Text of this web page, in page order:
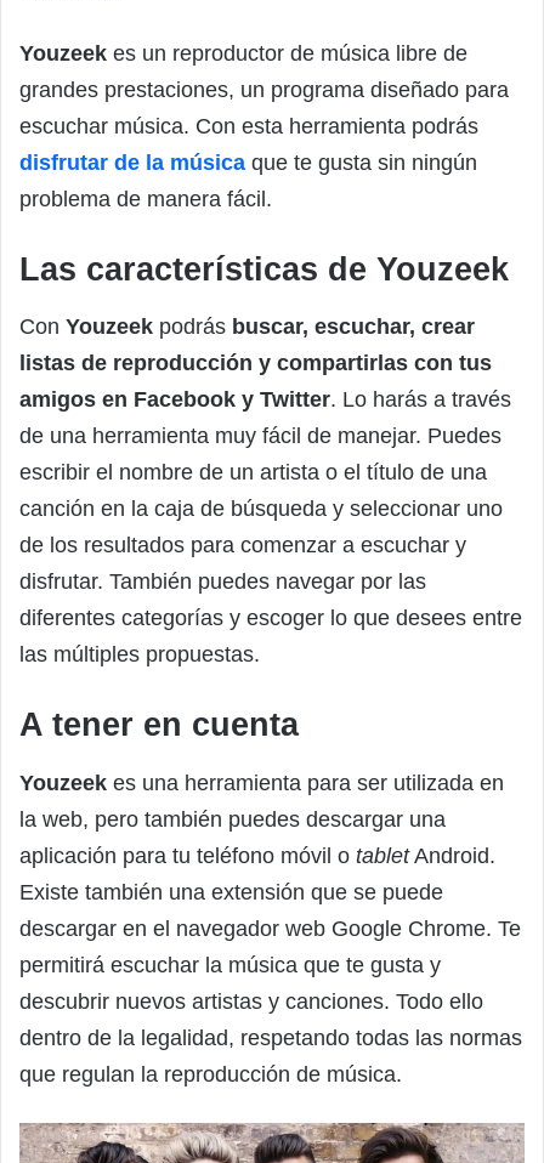
Youzeek es un reproductor de música libre de
grandes prestaciones, un programa diseñado para
escuchar música. Con esta herramienta podrás
disfrutar de la música que te gusta sin ningún
problema de manera fácil.
Las características de Youzeek
Con Youzeek podrás buscar, escuchar, crear
listas de reproducción y compartirlas con tus
amigos en Facebook y Twitter. Lo harás a través
de una herramienta muy fácil de manejar. Puedes
escribir el nombre de un artista o el título de una
canción en la caja de búsqueda y seleccionar uno
de los resultados para comenzar a escuchar y
disfrutar. También puedes navegar por las
diferentes categorías y escoger lo que desees entre
las múltiples propuestas.
A tener en cuenta
Youzeek es una herramienta para ser utilizada en
la web, pero también puedes descargar una
aplicación para tu teléfono móvil o tabletAndroid.
Existe también una extensión que se puede
descargar en el navegador web Google Chrome. Te
permitirá escuchar la música que te gusta y
descubrir nuevos artistas y canciones. Todo ello
dentro de la legalidad, respetando todas las normas
que regulan la reproducción de música.